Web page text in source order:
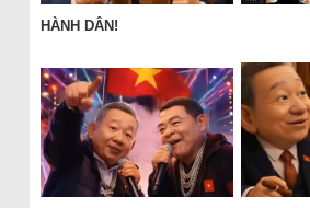
HÀNH DÂN!